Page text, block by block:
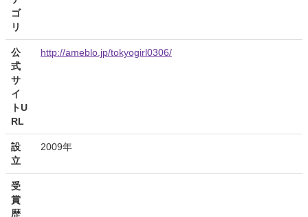
ゴ
リ
公
式
サ
イ
トU
RL
http://ameblo.jp/tokyogirl0306/
設
立
2009年
受
賞
歴